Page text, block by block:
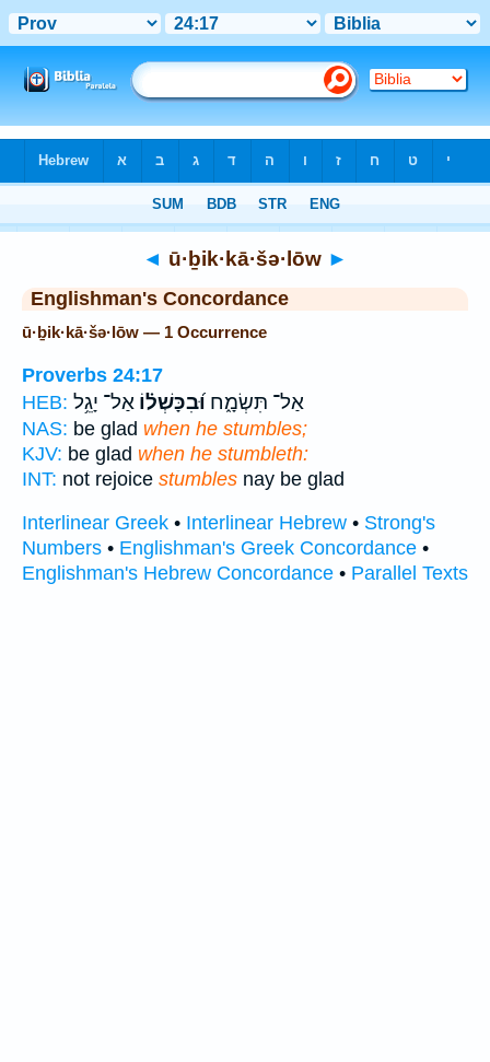
◄ ū·ḇik·kā·šə·lōw ►
Englishman's Concordance
ū·ḇik·kā·šə·lōw — 1 Occurrence
Proverbs 24:17
HEB:
אַל־ תִּשְׂמָ֑ח וּ֝בִכָּשְׁל֗וֹ אַל־ יָגֵ֥ל
NAS: be glad when he stumbles;
KJV: be glad when he stumbleth:
INT: not rejoice stumbles nay be glad
Interlinear Greek • Interlinear Hebrew • Strong's
Numbers • Englishman's Greek Concordance •
Englishman's Hebrew Concordance • Parallel Texts